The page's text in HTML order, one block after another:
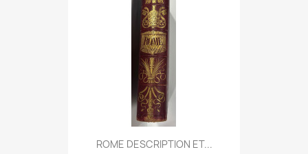
ROME DESCRIPTION ET...